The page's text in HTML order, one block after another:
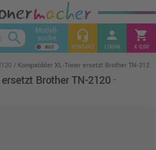
keyboard_arrow_up
search Modell-
suche headset_mic
KONTAKT
person
LOGIN
shopping_cart
€ 0,00
Kompatibler XL-Toner ersetzt Brother TN-2120
Brother TN-2120 ·